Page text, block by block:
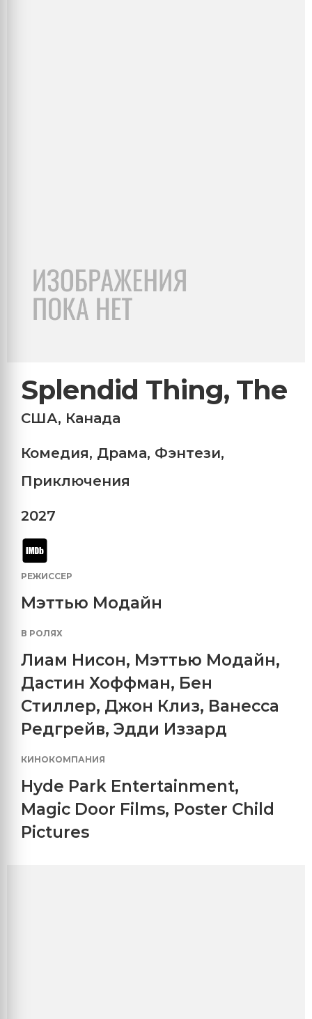
Splendid Thing, The
США, Канада
Комедия, Драма, Фэнтези,
Приключения
2027
РЕЖИССЕР
Мэттью Модайн
В РОЛЯХ
Лиам Нисон, Мэттью Модайн,
Дастин Хоффман, Бен
Стиллер, Джон Клиз, Ванесса
Редгрейв, Эдди Иззард
КИНОКОМПАНИЯ
Hyde Park Entertainment,
Magic Door Films, Poster Child
Pictures